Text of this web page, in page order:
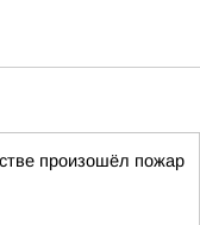
произошёл пожар